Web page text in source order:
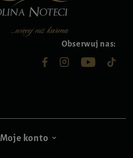
Obserwuj nas:
Moje konto